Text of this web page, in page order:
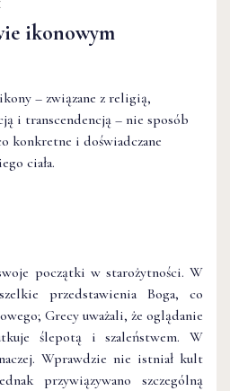
ikonowym
– związane z religią,
i transcendencją – nie sposób
konkretne i doświadczane
ciała.
początki w starożytności. W
przedstawienia Boga, co
Grecy uważali, że oglądanie
ślepotą i szaleństwem. W
Wprawdzie nie istniał kult
przywiązywano szczególną